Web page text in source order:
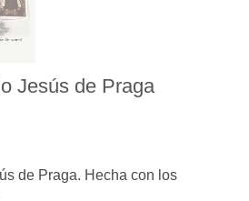
Jesús de Praga
de Praga. Hecha con los